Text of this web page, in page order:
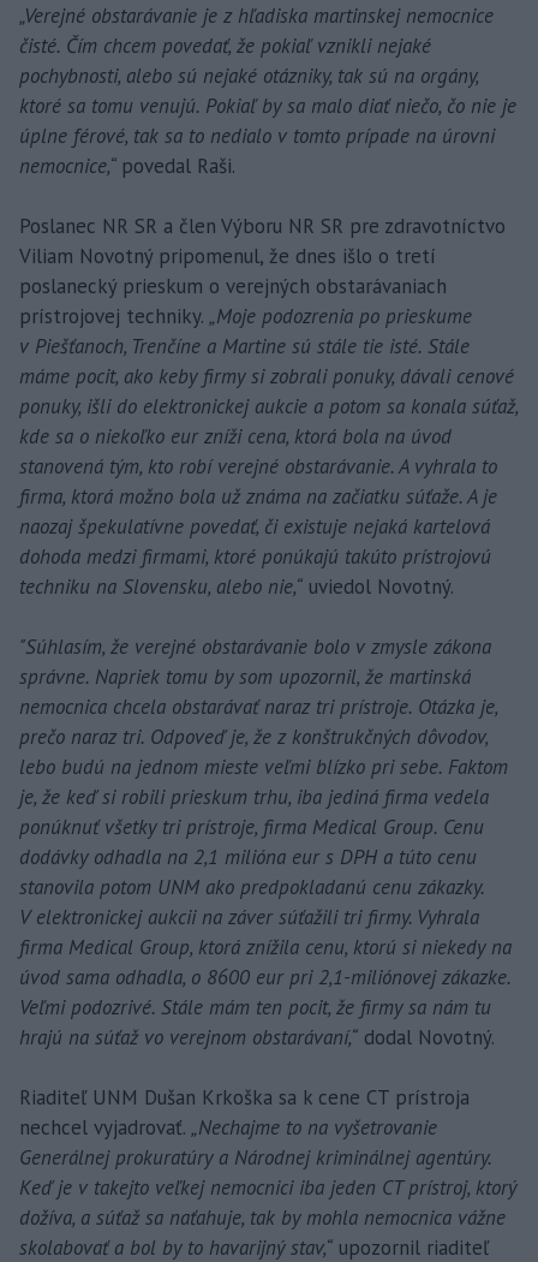
„Verejné obstarávanie je z hľadiska martinskej nemocnice
čisté. Čím chcem povedať, že pokiaľ vznikli nejaké
pochybnosti, alebo sú nejaké otázniky, tak sú na orgány,
ktoré sa tomu venujú. Pokiaľ by sa malo diať niečo, čo nie je
úplne férové, tak sa to nedialo v tomto prípade na úrovni
nemocnice,“ povedal Raši.
Poslanec NR SR a člen Výboru NR SR pre zdravotníctvo
Viliam Novotný pripomenul, že dnes išlo o tretí
poslanecký prieskum o verejných obstarávaniach
prístrojovej techniky. „Moje podozrenia po prieskume
v Piešťanoch, Trenčíne a Martine sú stále tie isté. Stále
máme pocit, ako keby firmy si zobrali ponuky, dávali cenové
ponuky, išli do elektronickej aukcie a potom sa konala súťaž,
kde sa o niekoľko eur zníži cena, ktorá bola na úvod
stanovená tým, kto robí verejné obstarávanie. A vyhrala to
firma, ktorá možno bola už známa na začiatku súťaže. A je
naozaj špekulatívne povedať, či existuje nejaká kartelová
dohoda medzi firmami, ktoré ponúkajú takúto prístrojovú
techniku na Slovensku, alebo nie,“ uviedol Novotný.
"Súhlasím, že verejné obstarávanie bolo v zmysle zákona
správne. Napriek tomu by som upozornil, že martinská
nemocnica chcela obstarávať naraz tri prístroje. Otázka je,
prečo naraz tri. Odpoveď je, že z konštrukčných dôvodov,
lebo budú na jednom mieste veľmi blízko pri sebe. Faktom
je, že keď si robili prieskum trhu, iba jediná firma vedela
ponúknuť všetky tri prístroje, firma Medical Group. Cenu
dodávky odhadla na 2,1 milióna eur s DPH a túto cenu
stanovila potom UNM ako predpokladanú cenu zákazky.
V elektronickej aukcii na záver súťažili tri firmy. Vyhrala
firma Medical Group, ktorá znížila cenu, ktorú si niekedy na
úvod sama odhadla, o 8600 eur pri 2,1-miliónovej zákazke.
Veľmi podozrivé. Stále mám ten pocit, že firmy sa nám tu
hrajú na súťaž vo verejnom obstarávaní,“ dodal Novotný.
Riaditeľ UNM Dušan Krkoška sa k cene CT prístroja
nechcel vyjadrovať. „Nechajme to na vyšetrovanie
Generálnej prokuratúry a Národnej kriminálnej agentúry.
Keď je v takejto veľkej nemocnici iba jeden CT prístroj, ktorý
dožíva, a súťaž sa naťahuje, tak by mohla nemocnica vážne
skolabovať a bol by to havarijný stav,“ upozornil riaditeľ